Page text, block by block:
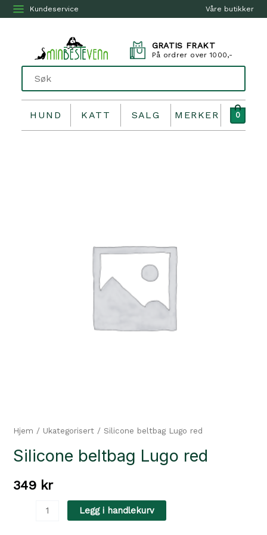
Våre butikker
Kundeservice
GRATIS FRAKT
På ordrer over 1000,-
HUND KATT SALG MERKER 0
Hjem / Ukategorisert / Silicone beltbag Lugo red
Silicone beltbag Lugo red
349 kr
Legg i handlekurv